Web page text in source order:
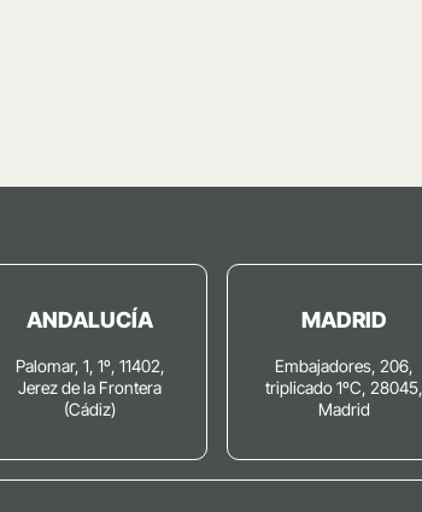
ANDALUCÍA
Palomar, 1, 1º, 11402,
Jerez de la Frontera
(Cádiz)
MADRID
Embajadores, 206,
triplicado 1ºC, 28045,
Madrid